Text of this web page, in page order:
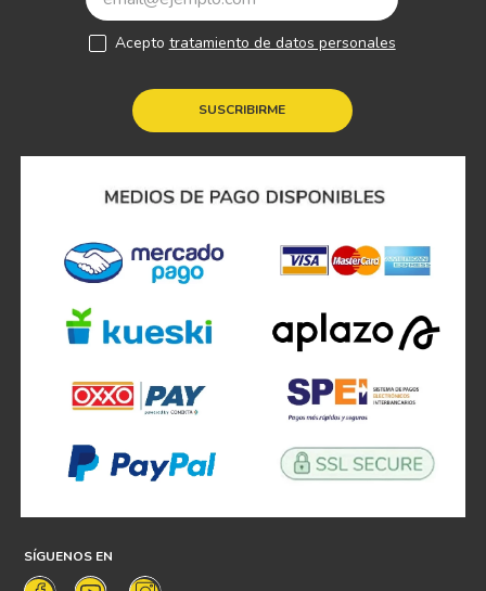
SUSCRIBIRME
Acepto tratamiento de datos personales
SÍGUENOS EN